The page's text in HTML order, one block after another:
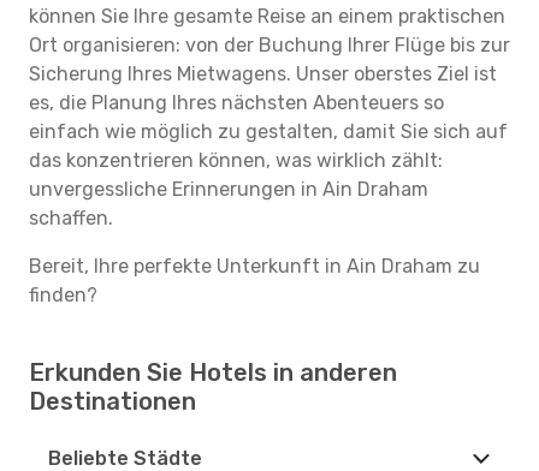
können Sie Ihre gesamte Reise an einem praktischen
Ort organisieren: von der Buchung Ihrer Flüge bis zur
Sicherung Ihres Mietwagens. Unser oberstes Ziel ist
es, die Planung Ihres nächsten Abenteuers so
einfach wie möglich zu gestalten, damit Sie sich auf
das konzentrieren können, was wirklich zählt:
unvergessliche Erinnerungen in Ain Draham
schaffen.
Bereit, Ihre perfekte Unterkunft in Ain Draham zu
finden?
Erkunden Sie Hotels in anderen
Destinationen
Beliebte Städte